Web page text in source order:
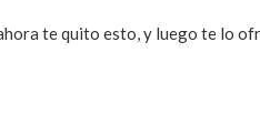
te quito esto, y luego te lo